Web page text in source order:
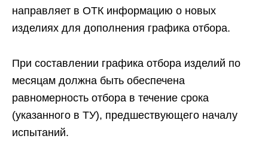
направляет в ОТК информацию о новых
изделиях для дополнения графика отбора.
При составлении графика отбора изделий по
месяцам должна быть обеспечена
равномерность отбора в течение срока
(указанного в ТУ), предшествующего началу
испытаний.